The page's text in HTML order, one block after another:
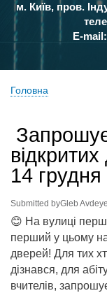
м. Київ, пров.
E-mail:
Головна
14
Submitted byGleb
😊 На вулиці
перший у цьому
дверей! Для тих
дізнався, для
вчителів,